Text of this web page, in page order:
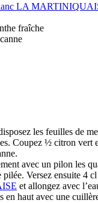
LA
fraîche
les feuilles de
Coupez ½ citron vert
avec un pilon les
Versez ensuite 4
et allongez avec
en haut avec une